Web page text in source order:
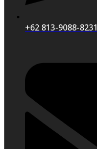
+62 813-9088-8231